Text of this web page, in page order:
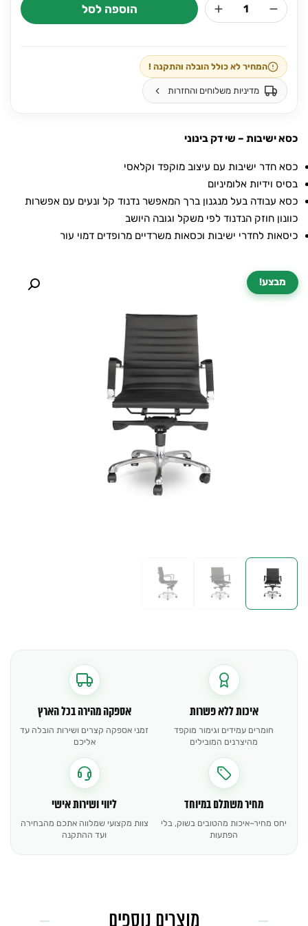
היה:
₪920.
הוא:
₪790.
כמות
-
Matrix
הוספה לסל
המחיר לא כולל הובלה והתקנה !
מדיניות משלוחים והחזרות
כסא ישיבות – שי דק בינוני
כסא חדר ישיבות עם עיצוב מוקפד וקלאסי
בסיס וידיות אלומיניום
כסא עבודה בעל מנגנון ברך המאפשר נדנוד קל ונעים עם אפשרות
כוונון חוזק הנדנוד לפי משקל וגובה היושב
כיסאות לחדרי ישיבות וכסאות משרדיים מרופדים דמוי עור
מבצע!
איכות ללא פשרות
חומרים עמידים וגימור מוקפד
מהיצרנים המובילים
אספקה מהירה בכל הארץ
זמני אספקה קצרים ושירות הובלה עד
אליכם
מחיר משתלם במיוחד
יחס מחיר–איכות מהטובים בשוק, בלי
הפתעות
ליווי ושירות אישי
צוות מקצועי שמלווה אתכם מהבחירה
ועד ההתקנה
מוצרים נוספים